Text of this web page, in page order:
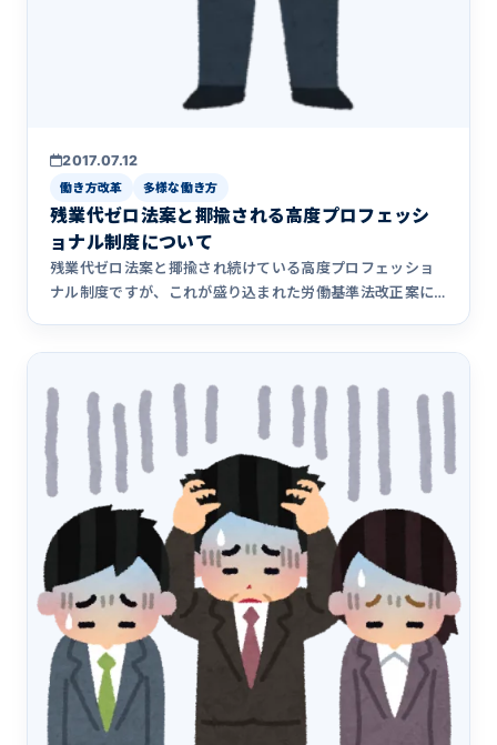
2017.07.12
働き方改革 多様な働き方
残業代ゼロ法案と揶揄される高度プロフェッシ
ョナル制度について
残業代ゼロ法案と揶揄され続けている高度プロフェッショ
ナル制度ですが、これが盛り込まれた労働基準法改正案に